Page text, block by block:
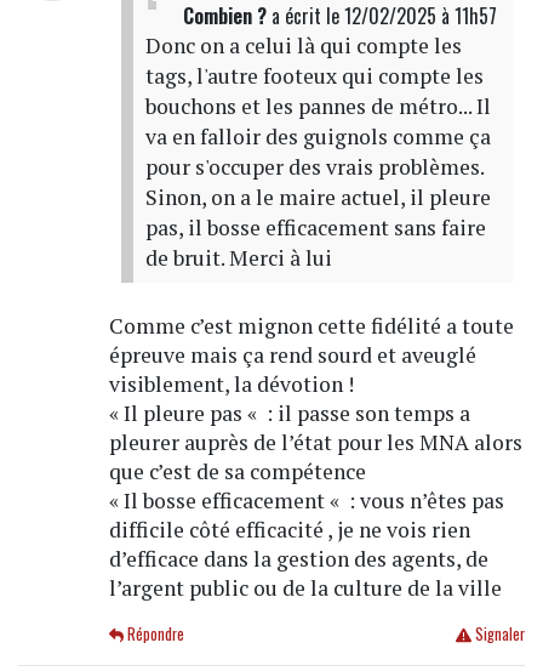
Combien ?a écrit le 12/02/2025 à 11h57
Donc on a celui là qui compte les
tags, l'autre footeux qui compte les
bouchons et les pannes de métro... Il
va en falloir des guignols comme ça
pour s'occuper des vrais problèmes.
Sinon, on a le maire actuel, il pleure
pas, il bosse efficacement sans faire
de bruit. Merci à lui
Comme c’est mignon cette fidélité a toute
épreuve mais ça rend sourd et aveuglé
visiblement, la dévotion !
« Il pleure pas « : il passe son temps a
pleurer auprès de l’état pour les MNA alors
que c’est de sa compétence
« Il bosse efficacement « : vous n’êtes pas
difficile côté efficacité , je ne vois rien
d’efficace dans la gestion des agents, de
l’argent public ou de la culture de la ville
Signaler
Répondre